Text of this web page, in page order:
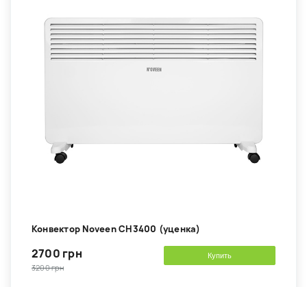
Конвектор Noveen CH3400 (уценка)
2700 грн
3200 грн
Купить